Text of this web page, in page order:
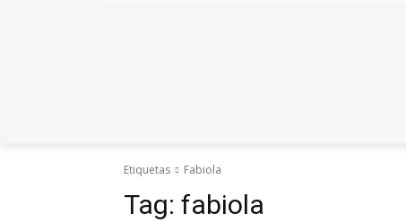
Etiquetas Fabiola
Tag: fabiola